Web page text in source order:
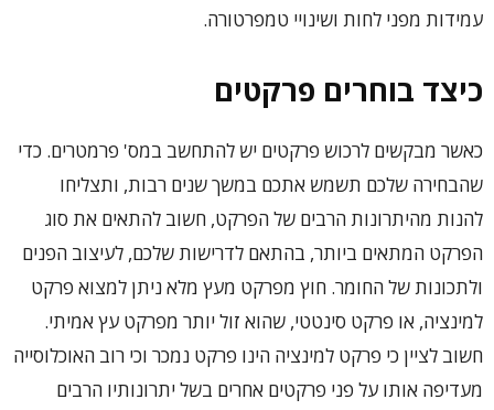
עמידות מפני לחות ושינויי טמפרטורה.
כיצד בוחרים פרקטים
כאשר מבקשים לרכוש פרקטים יש להתחשב במס' פרמטרים. כדי
שהבחירה שלכם תשמש אתכם במשך שנים רבות, ותצליחו
להנות מהיתרונות הרבים של הפרקט, חשוב להתאים את סוג
הפרקט המתאים ביותר, בהתאם לדרישות שלכם, לעיצוב הפנים
ולתכונות של החומר. חוץ מפרקט מעץ מלא ניתן למצוא פרקט
למינציה, או פרקט סינטטי, שהוא זול יותר מפרקט עץ אמיתי.
חשוב לציין כי פרקט למינציה הינו פרקט נמכר וכי רוב האוכלוסייה
מעדיפה אותו על פני פרקטים אחרים בשל יתרונותיו הרבים